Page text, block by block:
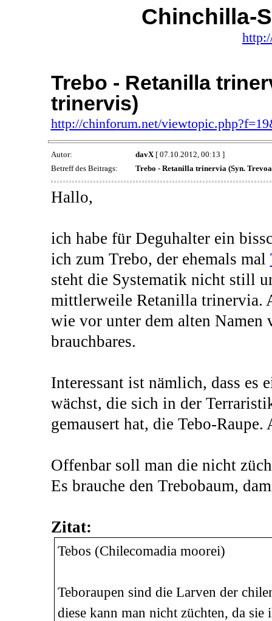
Chinchilla-
Trebo - Retanilla
trinervis)
http://chinforum.net/
Autor: davX[ 07.10.2012, 00:13 ]
Betreff des Beitrags:
Trebo - Retanilla trinervia (Syn.
Hallo,
ich habe für Deguhalter ein
ich zum Trebo, der ehemals mal
steht die Systematik nicht still
mittlerweile Retanilla trinervia.
wie vor unter dem alten Namen
brauchbares.
Interessant ist nämlich, dass es
wächst, die sich in der
gemausert hat, die Tebo-
Offenbar soll man die nicht
Es brauche den Trebobaum,
Zitat:
Tebos (Chilecomadia moorei)
Teboraupen sind die Larven der
diese kann man nicht züchten, da